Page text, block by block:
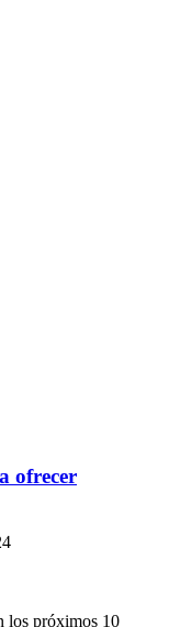
ofrecer
los próximos 10